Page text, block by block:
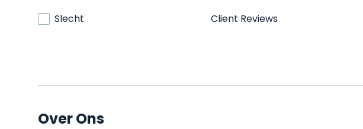
Slecht
Client Reviews
Over Ons